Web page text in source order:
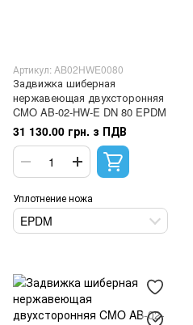
Артикул: AB02HWE0080
Задвижка шиберная
нержавеющая двухсторонняя
CMO AB-02-HW-E DN 80 EPDM
31 130.00 грн. з ПДВ
Уплотнение ножа
EPDM